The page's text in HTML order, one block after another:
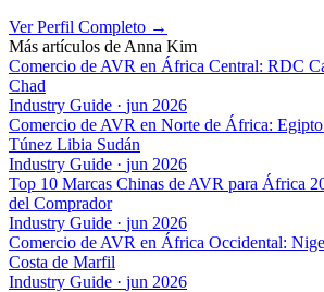
Ver Perfil Completo →
Más artículos de Anna Kim
Comercio de AVR en África Central: RDC
Chad
Industry Guide · jun 2026
Comercio de AVR en Norte de África:
Túnez Libia Sudán
Industry Guide · jun 2026
Top 10 Marcas Chinas de AVR para África
del Comprador
Industry Guide · jun 2026
Comercio de AVR en África Occidental:
Costa de Marfil
Industry Guide · jun 2026